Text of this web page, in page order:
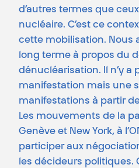
d’autres termes que
nucléaire. C’est ce
cette mobilisation. Nous
long terme à propos du
dénucléarisation. Il n’y a
manifestation mais une
manifestations à partir de
Les mouvements de la
Genève et New York, à
participer aux
les décideurs politiques.